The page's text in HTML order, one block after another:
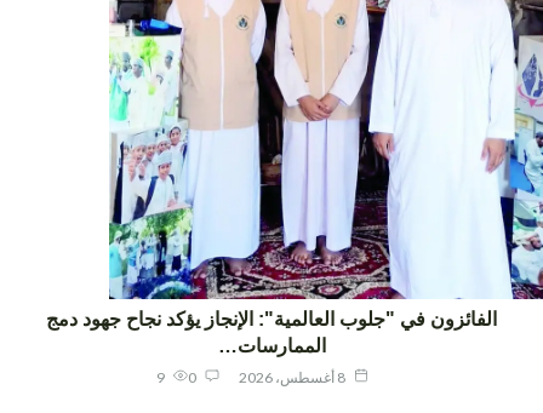
الفائزون في "جلوب العالمية": الإنجاز يؤكد نجاح جهود دمج
الممارسات…
9